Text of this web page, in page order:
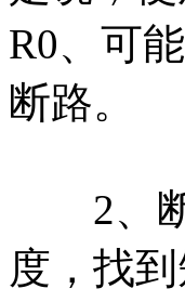
R0、可
断路。
2、断
度，找